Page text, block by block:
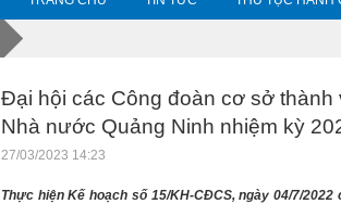
Đại hội các Công đoàn cơ sở
Nhà nước Quảng Ninh nhiệm kỳ
27/03/2023 14:23
Thực hiện Kế hoạch số 15/KH-CĐCS, ngày 04/7/